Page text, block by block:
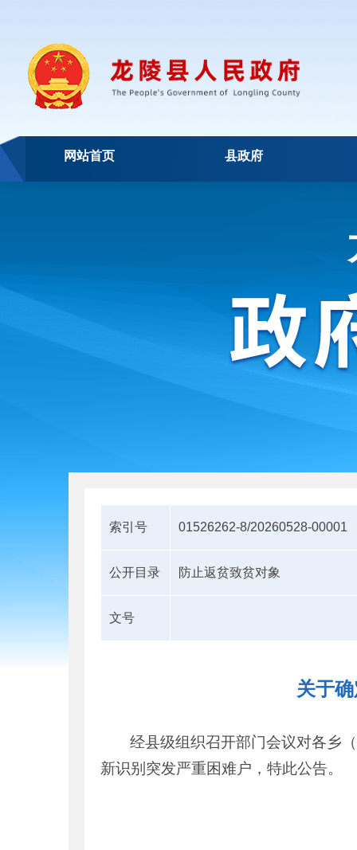
网站首页 县政府
索引号 01526262-8/20260528-00001
公开目录 防止返贫致贫对象
文号
关于
经县级组织召开部门会议对各乡
新识别突发严重困难户，特此公告。